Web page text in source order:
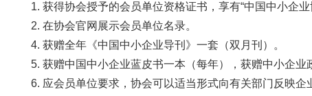
1. 获得协会授予的会员单位资格证书，享有“中国中小企
2. 在协会官网展示会员单位名录。
4. 获赠全年《中国中小企业导刊》一套（双月刊）。
5. 获赠中国中小企业蓝皮书一本（每年），获赠中小企业
6. 应会员单位要求，协会可以适当形式向有关部门反映企